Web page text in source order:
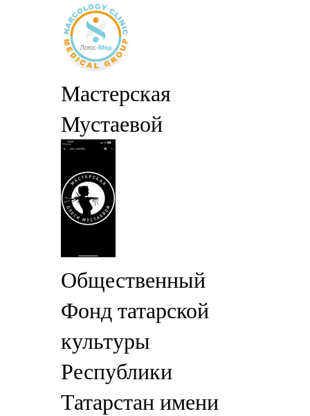
Мастерская
Мустаевой
Общественный
Фонд татарской
культуры
Республики
Татарстан имени